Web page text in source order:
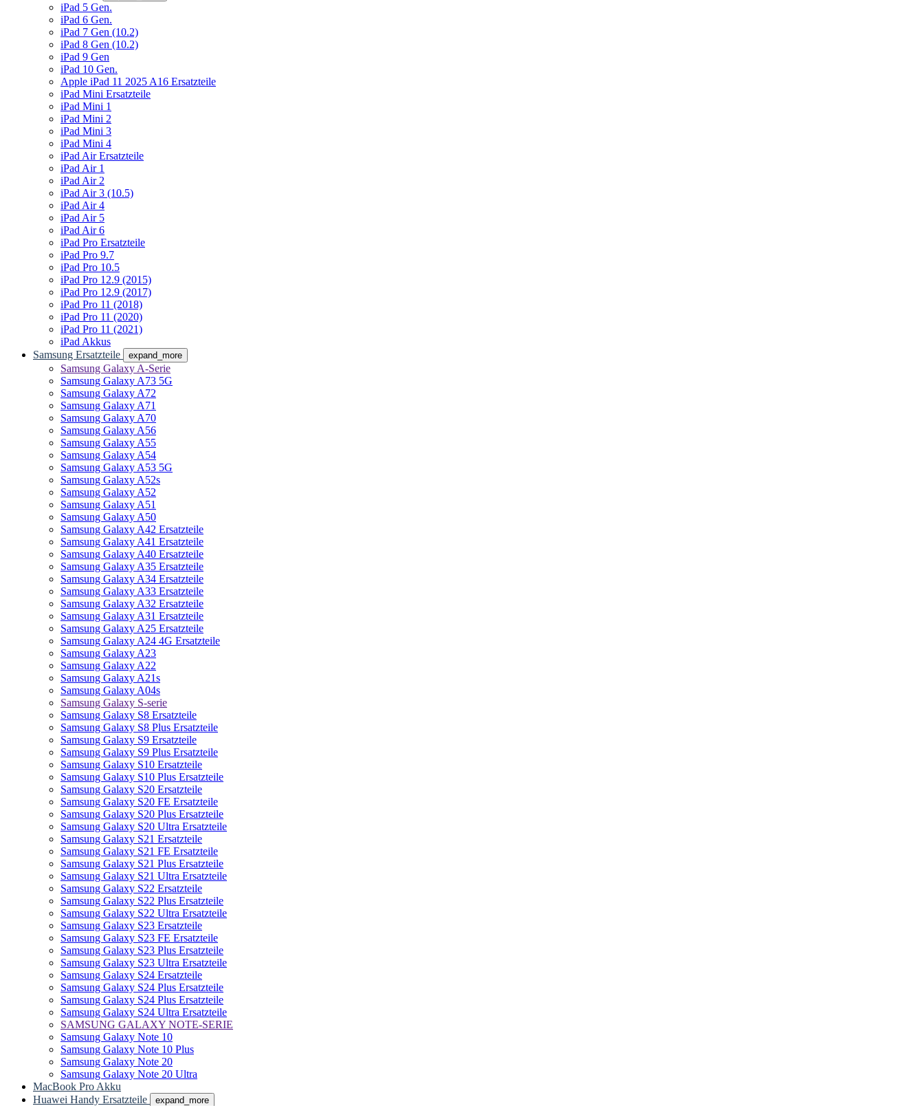
iPad 5 Gen.
iPad 6 Gen.
iPad 7 Gen (10.2)
iPad 8 Gen (10.2)
iPad 9 Gen
iPad 10 Gen.
Apple iPad 11 2025 A16 Ersatzteile
iPad Mini Ersatzteile
iPad Mini 1
iPad Mini 2
iPad Mini 3
iPad Mini 4
iPad Air Ersatzteile
iPad Air 1
iPad Air 2
iPad Air 3 (10.5)
iPad Air 4
iPad Air 5
iPad Air 6
iPad Pro Ersatzteile
iPad Pro 9.7
iPad Pro 10.5
iPad Pro 12.9 (2015)
iPad Pro 12.9 (2017)
iPad Pro 11 (2018)
iPad Pro 11 (2020)
iPad Pro 11 (2021)
iPad Akkus
Samsung Ersatzteile
expand_more
Samsung Galaxy A-Serie
Samsung Galaxy A73 5G
Samsung Galaxy A72
Samsung Galaxy A71
Samsung Galaxy A70
Samsung Galaxy A56
Samsung Galaxy A55
Samsung Galaxy A54
Samsung Galaxy A53 5G
Samsung Galaxy A52s
Samsung Galaxy A52
Samsung Galaxy A51
Samsung Galaxy A50
Samsung Galaxy A42 Ersatzteile
Samsung Galaxy A41 Ersatzteile
Samsung Galaxy A40 Ersatzteile
Samsung Galaxy A35 Ersatzteile
Samsung Galaxy A34 Ersatzteile
Samsung Galaxy A33 Ersatzteile
Samsung Galaxy A32 Ersatzteile
Samsung Galaxy A31 Ersatzteile
Samsung Galaxy A25 Ersatzteile
Samsung Galaxy A24 4G Ersatzteile
Samsung Galaxy A23
Samsung Galaxy A22
Samsung Galaxy A21s
Samsung Galaxy A04s
Samsung Galaxy S-serie
Samsung Galaxy S8 Ersatzteile
Samsung Galaxy S8 Plus Ersatzteile
Samsung Galaxy S9 Ersatzteile
Samsung Galaxy S9 Plus Ersatzteile
Samsung Galaxy S10 Ersatzteile
Samsung Galaxy S10 Plus Ersatzteile
Samsung Galaxy S20 Ersatzteile
Samsung Galaxy S20 FE Ersatzteile
Samsung Galaxy S20 Plus Ersatzteile
Samsung Galaxy S20 Ultra Ersatzteile
Samsung Galaxy S21 Ersatzteile
Samsung Galaxy S21 FE Ersatzteile
Samsung Galaxy S21 Plus Ersatzteile
Samsung Galaxy S21 Ultra Ersatzteile
Samsung Galaxy S22 Ersatzteile
Samsung Galaxy S22 Plus Ersatzteile
Samsung Galaxy S22 Ultra Ersatzteile
Samsung Galaxy S23 Ersatzteile
Samsung Galaxy S23 FE Ersatzteile
Samsung Galaxy S23 Plus Ersatzteile
Samsung Galaxy S23 Ultra Ersatzteile
Samsung Galaxy S24 Ersatzteile
Samsung Galaxy S24 Plus Ersatzteile
Samsung Galaxy S24 Plus Ersatzteile
Samsung Galaxy S24 Ultra Ersatzteile
SAMSUNG GALAXY NOTE-SERIE
Samsung Galaxy Note 10
Samsung Galaxy Note 10 Plus
Samsung Galaxy Note 20
Samsung Galaxy Note 20 Ultra
MacBook Pro Akku
Huawei Handy Ersatzteile
expand_more